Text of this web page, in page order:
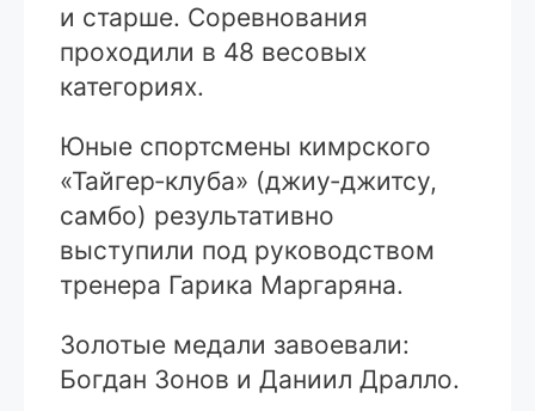
и старше. Соревнования
проходили в 48 весовых
категориях.
Юные спортсмены кимрского
«Тайгер‑клуба» (джиу‑джитсу,
самбо) результативно
выступили под руководством
тренера Гарика Маргаряна.
Золотые медали завоевали:
Богдан Зонов и Даниил Дралло.